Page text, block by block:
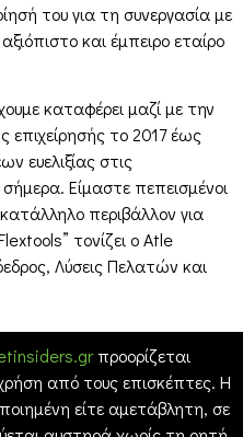
του για τη συνεργασία με
και έμπειρο εταίρο
καταφέρει μαζί με την
επιχείρησής το 2017 έως
ευελιξίας στις
Είμαστε πεπεισμένοι
περιβάλλον για
τονίζει ο Atle
Λύσεις Πελατών και
προορίζεται
από τους επισκέπτες. Η
είτε αμετάβλητη, σε